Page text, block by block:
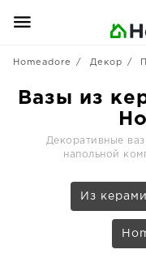
Homeadore Декор
Вазы из
Декоративные
напольной
Из